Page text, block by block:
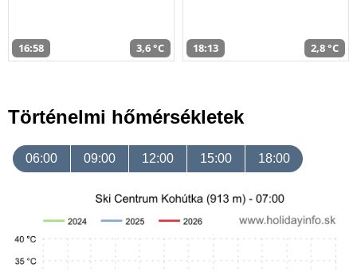
16:58 3,6 °C 18:13 2,8 °C
Történelmi hőmérsékletek
06:00 09:00 12:00 15:00 18:00